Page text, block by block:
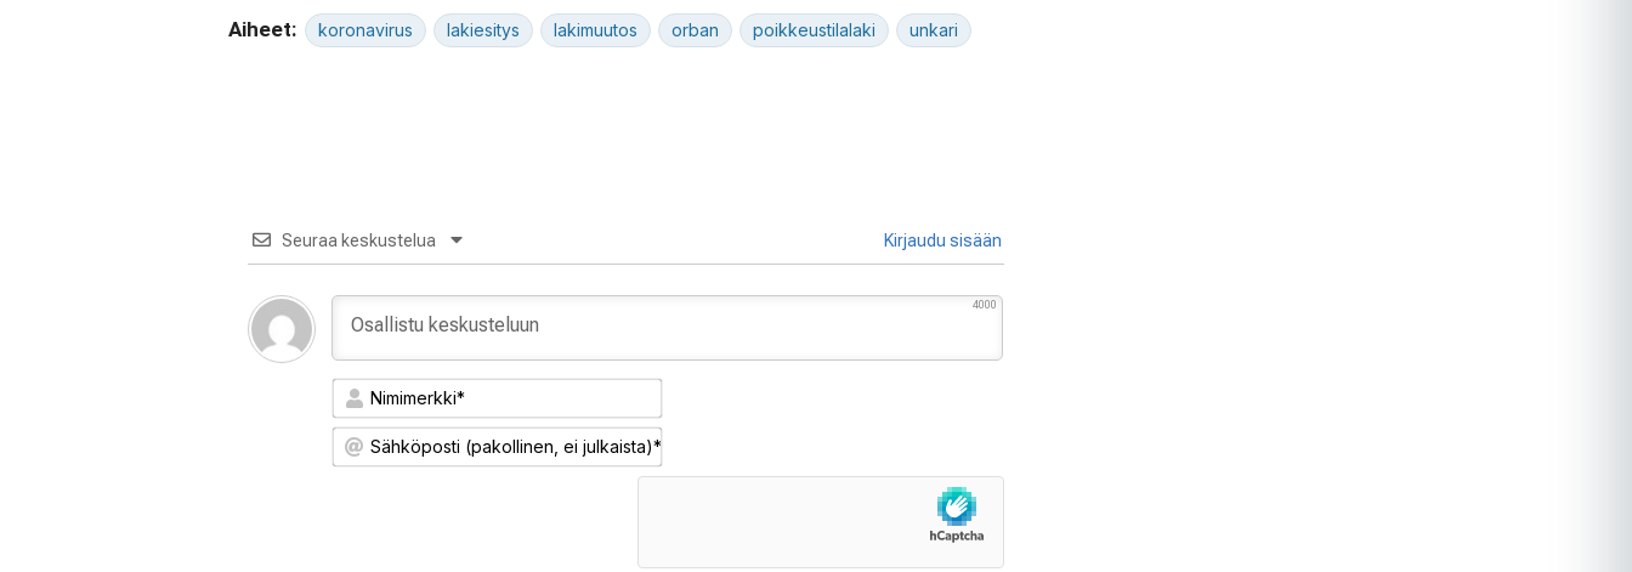
Aiheet: koronavirus lakiesitys lakimuutos orban poikkeustilalaki unkari
Seuraa keskustelua Kirjaudu sisään
4000
Nimimerkki*
Sähköposti
(pakollinen,